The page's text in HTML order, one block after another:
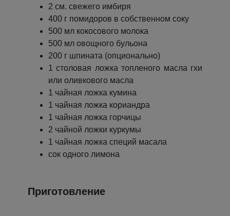
2 см. свежего имбиря
400 г помидоров в собственном соку
500 мл кокосового молока
500 мл овощного бульона
200 г шпината (опционально)
1 столовая ложка топленого масла гхи
или оливкового масла
1 чайная ложка кумина
1 чайная ложка кориандра
1 чайная ложка горчицы
2 чайной ложки куркумы
1 чайная ложка специй масала
сок одного лимона
Приготовление